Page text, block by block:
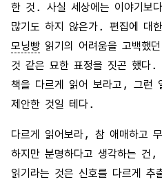
한 것. 사실 세상에는 이야기보
많기도 하지 않은가. 편집에 대
모닝빵 읽기의 어려움을 고백했
것 같은 묘한 표정을 짓곤 했다.
책을 다르게 읽어 보라고, 그런
제안한 것일 테다.
다르게 읽어보라, 참 애매하고
하지만 분명하다고 생각하는 건,
읽기라는 것은 신호를 다르게 추